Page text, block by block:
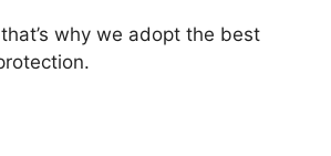
why we adopt the best